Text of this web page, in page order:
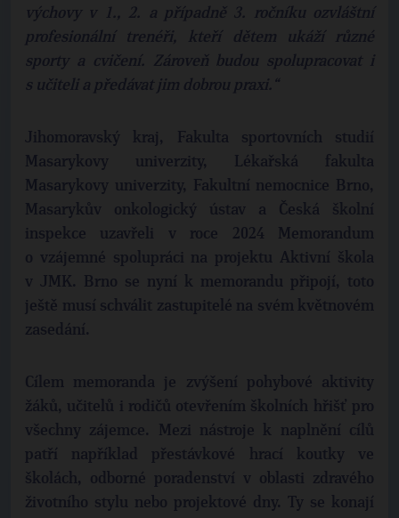
výchovy v 1., 2. a případně 3. ročníku ozvláštní
profesionální trenéři, kteří dětem ukáží různé
sporty a cvičení. Zároveň budou spolupracovat i
s učiteli a předávat jim dobrou praxi.“
Jihomoravský kraj, Fakulta sportovních studií
Masarykovy univerzity, Lékařská fakulta
Masarykovy univerzity, Fakultní nemocnice Brno,
Masarykův onkologický ústav a Česká školní
inspekce uzavřeli v roce 2024 Memorandum
o vzájemné spolupráci na projektu Aktivní škola
v JMK. Brno se nyní k memorandu připojí, toto
ještě musí schválit zastupitelé na svém květnovém
zasedání.
Cílem memoranda je zvýšení pohybové aktivity
žáků, učitelů i rodičů otevřením školních hřišť pro
všechny zájemce. Mezi nástroje k naplnění cílů
patří například přestávkové hrací koutky ve
školách, odborné poradenství v oblasti zdravého
životního stylu nebo projektové dny. Ty se konají